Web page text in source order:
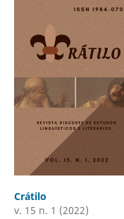
Crátilo
v. 15 n. 1 (2022)